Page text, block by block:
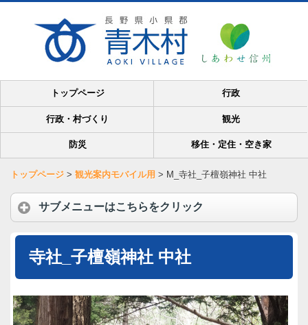
トップページ 行政
行政・村づくり 観光
防災 移住・定住・空き家
トップページ > 観光案内モバイル用 > M_寺社_子檀嶺神社 中社
サブメニューはこちらをクリック
寺社_子檀嶺神社 中社